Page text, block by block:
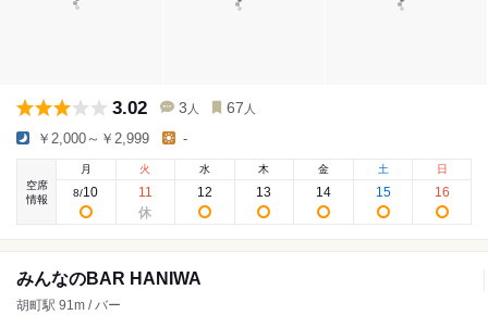
3.02 3 人 67 人
￥2,000～￥2,999 -
空席
情報
月
8/10
火
11
水
12
木
13
金
14
土
15
日
16
みんなのBAR HANIWA
胡町駅 91m / バー